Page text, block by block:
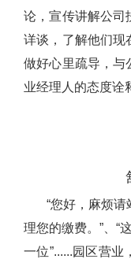
论，宣传讲解公司
详谈，了解他们现
做好心里疏导，与
业经理人的态度诠
“您好，麻烦请
理您的缴费。”、“
一位”......园区营